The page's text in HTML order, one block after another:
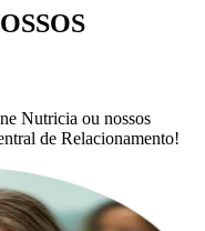
Nutricia ou nossos
de Relacionamento!